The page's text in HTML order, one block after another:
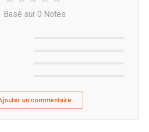
Basé sur 0 Notes
un commentaire